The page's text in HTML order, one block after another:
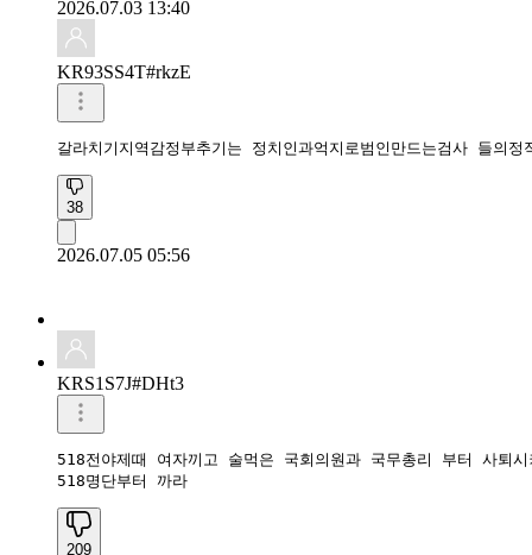
2026.07.03 13:40
KR93SS4T#rkzE
갈라치기지역감정부추기는 정치인과억지로범인만드는검사 들의
38
2026.07.05 05:56
KRS1S7J#DHt3
518전야제때 여자끼고 술먹은 국회의원과 국무총리 부터 사퇴시
518명단부터 까라
209